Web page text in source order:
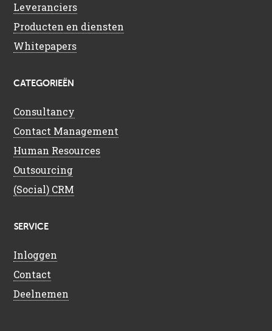
Leveranciers
Producten en diensten
Whitepapers
CATEGORIEËN
Consultancy
Contact Management
Human Resources
Outsourcing
(Social) CRM
SERVICE
Inloggen
Contact
Deelnemen